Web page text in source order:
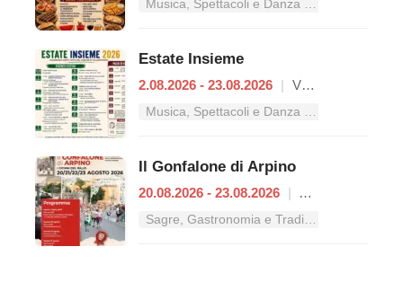
Estate Insieme
2.08.2026 - 23.08.2026 | Vallerotonda
Il Gonfalone di Arpino
20.08.2026 - 23.08.2026 |